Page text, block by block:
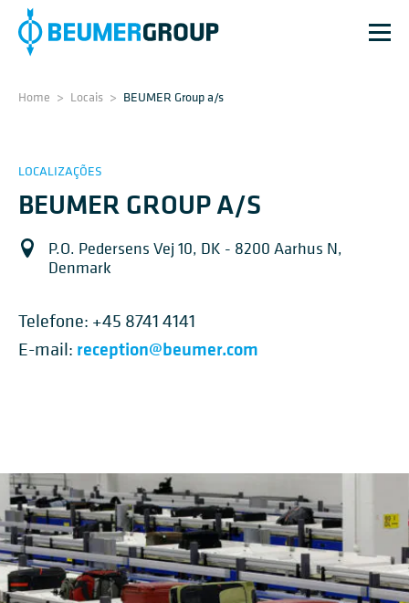
Home > Locais > BEUMER Group a/s
LOCALIZAÇÕES
BEUMER GROUP A/S
P.O. Pedersens Vej 10, DK - 8200 Aarhus N,
Denmark
Telefone: +45 8741 4141
E-mail: reception@beumer.com